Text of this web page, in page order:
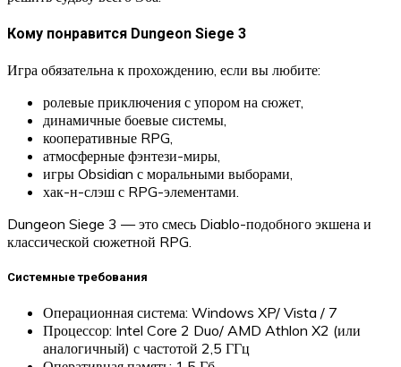
Кому понравится Dungeon Siege 3
Игра обязательна к прохождению, если вы любите:
ролевые приключения с упором на сюжет,
динамичные боевые системы,
кооперативные RPG,
атмосферные фэнтези-миры,
игры Obsidian с моральными выборами,
хак-н-слэш с RPG-элементами.
Dungeon Siege 3 — это смесь Diablo-подобного экшена и
классической сюжетной RPG.
Системные требования
Операционная система: Windows XP/ Vista / 7
Процессор: Intel Core 2 Duo/ AMD Athlon X2 (или
аналогичный) с частотой 2,5 ГГц